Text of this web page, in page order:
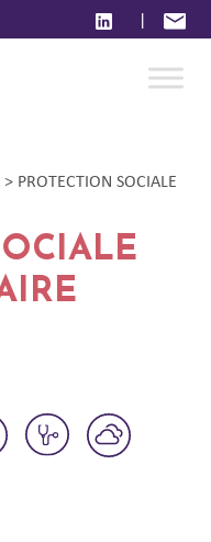
|
> PROTECTION SOCIALE